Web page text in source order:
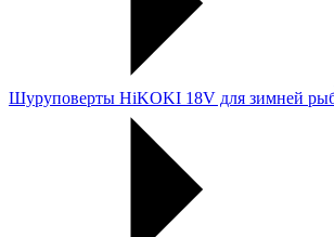
Шуруповерты HiKOKI 18V для зимней